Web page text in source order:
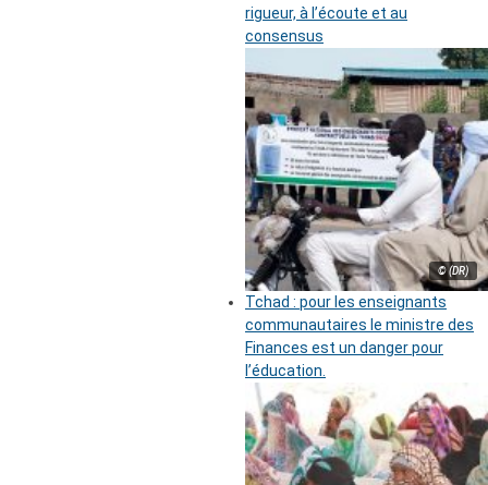
rigueur, à l’écoute et au
consensus
© (DR)
Tchad : pour les enseignants
communautaires le ministre des
Finances est un danger pour
l’éducation.